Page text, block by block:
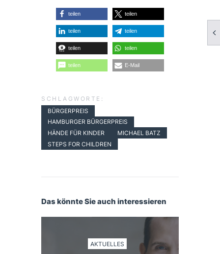
teilen teilen
teilen teilen
teilen teilen
teilen E-Mail
SCHLAGWORTE:
BÜRGERPREIS
HAMBURGER BÜRGERPREIS
HÄNDE FÜR KINDER
MICHAEL BATZ
STEPS FOR CHILDREN
Das könnte Sie auch interessieren
AKTUELLES